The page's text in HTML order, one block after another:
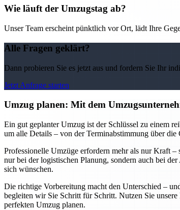
Wie läuft der Umzugstag ab?
Unser Team erscheint pünktlich vor Ort, lädt Ihre
Alle Fragen geklärt?
Dann probieren Sie es jetzt aus und fordern Sie Ihr
Jetzt Anfrage starten
Umzug planen: Mit dem
Ein gut geplanter Umzug ist der Schlüssel zu einem
um alle Details – von der Terminabstimmung über
Professionelle Umzüge erfordern mehr als nur Kraft
nur bei der logistischen Planung, sondern auch bei
sich wünschen.
Die richtige Vorbereitung macht den Unterschied –
begleiten wir Sie Schritt für Schritt. Nutzen Sie unsere
perfekten Umzug planen.